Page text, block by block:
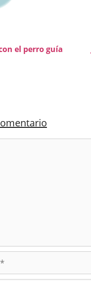
el perro guía